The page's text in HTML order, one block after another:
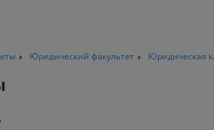
Юридический факультет Юридическая